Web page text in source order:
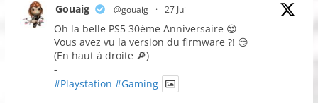
Gouaig @gouaig · 27 Juil
Oh la belle PS5 30ème Anniversaire 😍
Vous avez vu la version du firmware ?! 😏
(En haut à droite 🔎)
-
#Playstation #Gaming